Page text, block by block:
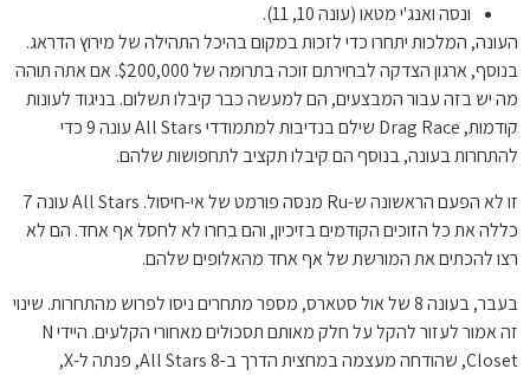
ונסה ואנג'י מטאו (עונה 10, 11).
העונה, המלכות יתחרו כדי לזכות במקום בהיכל התהילה של מירוץ הדראג.
בנוסף, ארגון הצדקה לבחירתם זוכה בתרומה של $200,000. אם אתה תוהה
מה יש בזה עבור המבצעים, הם למעשה כבר קיבלו תשלום. בניגוד לעונות
קודמות, Drag Race שילם בנדיבות למתמודדי All Stars עונה 9 כדי
להתחרות בעונה, בנוסף הם קיבלו תקציב לתחפושות שלהם.
זו לא הפעם הראשונה ש-Ru מנסה פורמט של אי-חיסול. All Stars עונה 7
כללה את כל הזוכים הקודמים בזיכיון, והם בחרו לא לחסל אף אחד. הם לא
רצו להכתים את המורשת של אף אחד מהאלופים שלהם.
בעבר, בעונה 8 של אול סטארס, מספר מתחרים ניסו לפרוש מהתחרות. שינוי
זה אמור לעזור להקל על חלק מאותם תסכולים מאחורי הקלעים. היידי N
Closet, שהודחה מעצמה במחצית הדרך ב-All Stars 8, פנתה ל-X,